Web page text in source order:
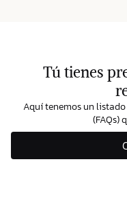
Tú tienes
Aquí tenemos un
(FAQs)